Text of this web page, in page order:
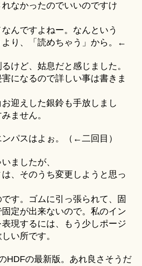
なかったのでいいのですけ
んですよねー。なんという
り、「読めちゃう」から。←
けど、姑息だと感じました。
になるので詳しい事は書きま
迎えした銀鈴も手放しまし
ません。
パスはよぉ。（←二回目）
ましたが、
、そのうち変更しようと思っ
す。ゴムに引っ張られて、固
定が出来ないので。私のイン
現するには、もう少しポージ
い所です。
HDFの最新版。あれ良さそうだ